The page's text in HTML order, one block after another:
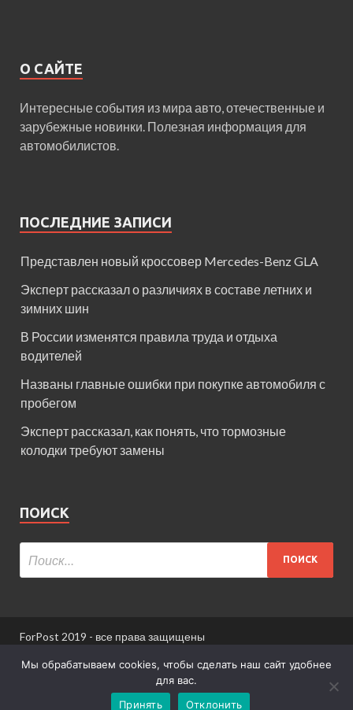
О САЙТЕ
Интересные события из мира авто, отечественные и
зарубежные новинки. Полезная информация для
автомобилистов.
ПОСЛЕДНИЕ ЗАПИСИ
Представлен новый кроссовер Mercedes-Benz GLA
Эксперт рассказал о различиях в составе летних и
зимних шин
В России изменятся правила труда и отдыха
водителей
Названы главные ошибки при покупке автомобиля с
пробегом
Эксперт рассказал, как понять, что тормозные
колодки требуют замены
ПОИСК
ForPost 2019 - все права защищены
При использовании материалов сайта ссылка
Мы обрабатываем cookies, чтобы сделать наш сайт удобнее
для вас.
Принять
Отклонить